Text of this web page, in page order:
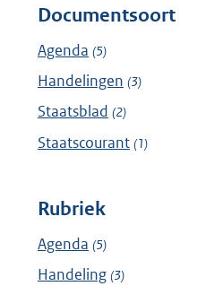
Filter
resultaten
Documentsoort
Agenda (5)
Handelingen (3)
Staatsblad (2)
Staatscourant (1)
Rubriek
Agenda (5)
Handeling (3)